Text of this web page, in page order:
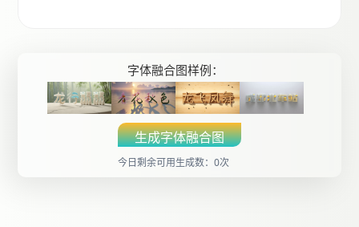
字体融合图样例：
生成字体融合图
今日剩余可用生成数：0次